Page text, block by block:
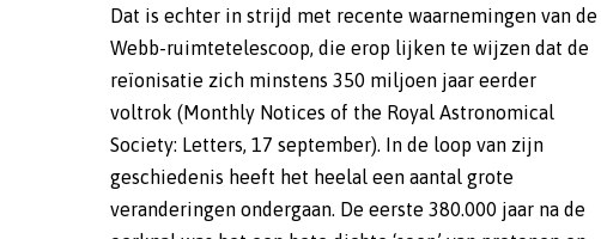
Dat is echter in strijd met recente waarnemingen van de
Webb-ruimtetelescoop, die erop lijken te wijzen dat de
reïonisatie zich minstens 350 miljoen jaar eerder
voltrok (Monthly Notices of the Royal Astronomical
Society: Letters, 17 september). In de loop van zijn
geschiedenis heeft het heelal een aantal grote
veranderingen ondergaan. De eerste 380.000 jaar na de
te voren, en dit levert de nodige verrassingen op, zoals
onverwacht grote aantallen sterrenstelsels die extreem
ultraviolette straling uitzenden. Het zijn er zoveel, dat
deze heldere sterrenstelsels op zichzelf al in staat zijn
om het heelal te ioniseren. En dat gooit de hele
boekhouding van het reïonisatietijdperk in de war. ‘Als
je blindelings zou vertrouwen op de gegevens van Webb,